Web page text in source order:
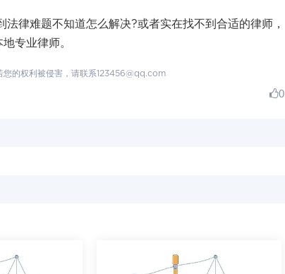
难题不知道怎么解决?或者实在找不到合适的律师，
专业律师。
您的权利被侵害，请联系123456@qq.com
0